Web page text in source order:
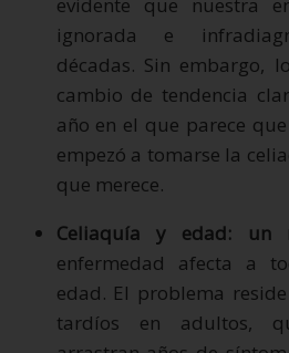
ignorada e
décadas. Sin embargo,
cambio de tendencia
año en el que parece
empezó a tomarse la
que merece.
Celiaquía y edad: un
enfermedad afecta a
edad. El problema
tardíos en adultos,